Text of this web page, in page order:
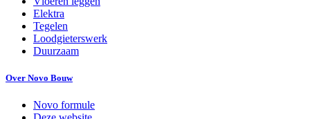
Elektra
Tegelen
Loodgieterswerk
Duurzaam
Over Novo Bouw
Novo formule